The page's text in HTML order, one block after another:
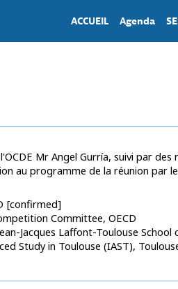
ACCUEIL Agenda
Mr Angel Gurría, suivi par des
au programme de la réunion par
confirmed
Committee OECD
Jacques Laffont-Toulouse School
Study in Toulouse (IAST)